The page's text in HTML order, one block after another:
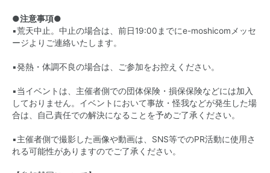
●注意事項●
▪️荒天中止。中止の場合は、前日19:00までにe-moshicomメッセ
ージよりご連絡いたします。
▪️発熱・体調不良の場合は、ご参加をお控えください。
▪️当イベントは、主催者側での団体保険・損保保険などには加入
しておりません。イベントにおいて事故・怪我などが発生した場
合は、自己責任での解決になることを予めご了承ください。
▪️主催者側で撮影した画像や動画は、SNS等でのPR活動に使用さ
れる可能性がありますのでご了承ください。